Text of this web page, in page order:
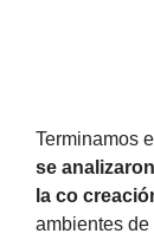
Terminamos
se
la co
ambientes